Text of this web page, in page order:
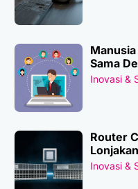
Sama
Inovasi &
Router
Inovasi &